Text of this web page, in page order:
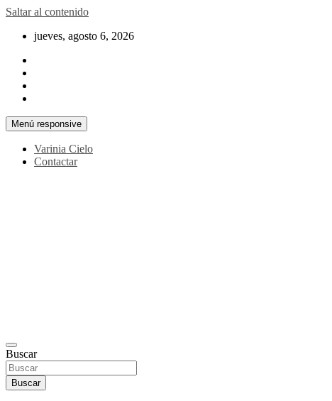
Saltar al contenido
jueves, agosto 6, 2026
Menú responsive
Varinia Cielo
Contactar
Buscar
Buscar